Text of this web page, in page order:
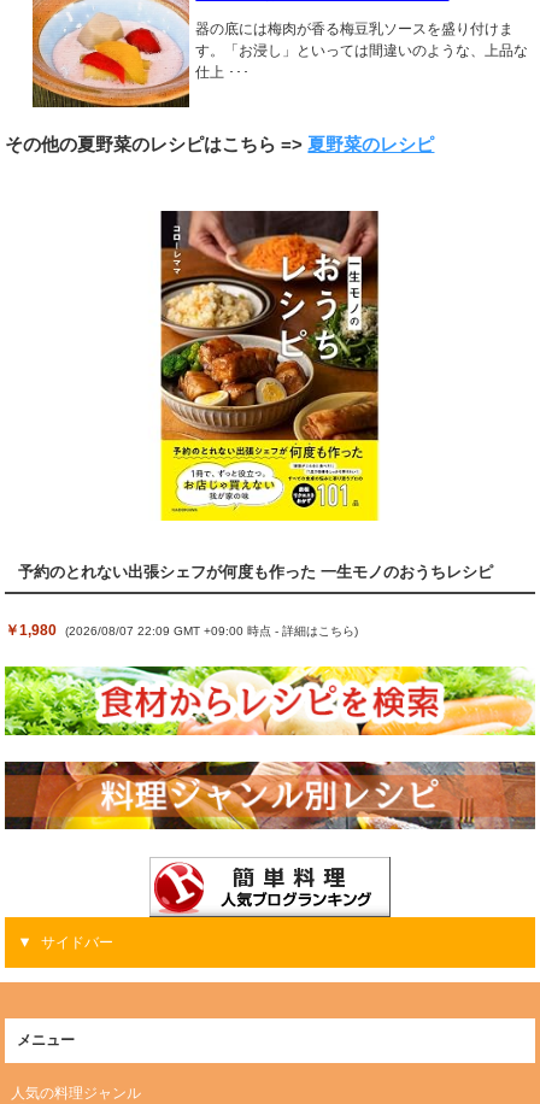
器の底には梅肉が香る梅豆乳ソースを盛り付けま
す。「お浸し」といっては間違いのような、上品な
仕上 ･･･
その他の夏野菜のレシピはこちら =>夏野菜のレシピ
予約のとれない出張シェフが何度も作った 一生モノのおうちレシピ
￥1,980 (2026/08/07 22:09 GMT +09:00 時点 - 詳細はこちら)
サイドバー
メニュー
人気の料理ジャンル